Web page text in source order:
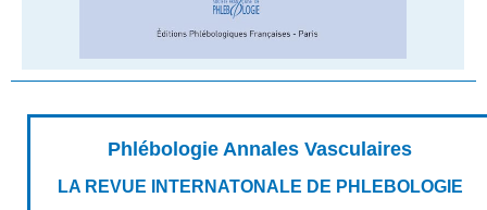
Phlébologie Annales Vasculaires
LA REVUE INTERNATONALE DE PHLEBOLOGIE